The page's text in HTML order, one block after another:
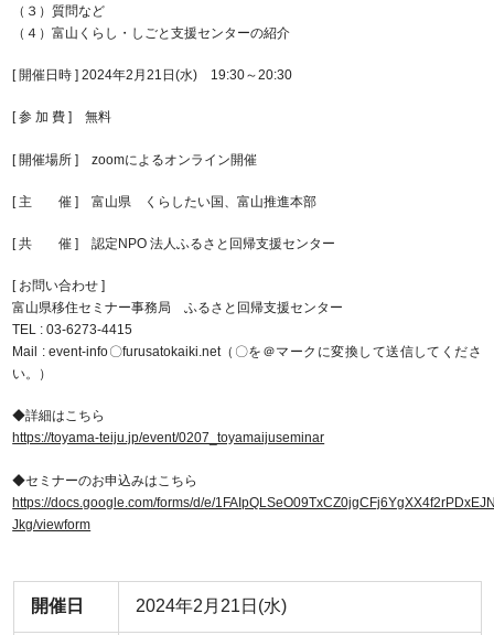
（３）質問など
（４）富山くらし・しごと支援センターの紹介
[ 開催日時 ] 2024年2月21日(水) 19:30～20:30
[ 参 加 費 ] 無料
[ 開催場所 ] zoomによるオンライン開催
[ 主 催 ] 富山県 くらしたい国、富山推進本部
[ 共 催 ] 認定NPO 法人ふるさと回帰支援センター
[ お問い合わせ ]
富山県移住セミナー事務局 ふるさと回帰支援センター
TEL : 03-6273-4415
Mail : event-info〇furusatokaiki.net（〇を＠マークに変換して送信してくださ
い。）
◆詳細はこちら
https://toyama-teiju.jp/event/0207_toyamaijuseminar
◆セミナーのお申込みはこちら
https://docs.google.com/forms/d/e/
Jkg/viewform
開催日 2024年2月21日(水)